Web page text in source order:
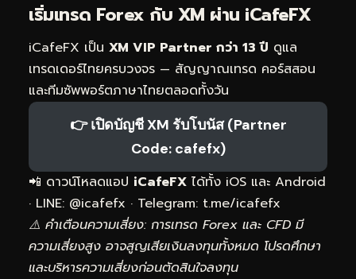
เริ่มเทรด Forex กับ XM ผ่าน iCafeFX
iCafeFX เป็น XM VIP Partner กว่า 13 ปี ดูแล
เทรดเดอร์ไทยครบวงจร — สัญญาณเทรด คอร์สสอน
และทีมซัพพอร์ตภาษาไทยตลอดทั้งวัน
👉 เปิดบัญชี XM รับโบนัส (Partner
Code: cafefx)
📲 ดาวน์โหลดแอป iCafeFX ได้ทั้ง iOS และ Android
· LINE: @icafefx · Telegram: t.me/icafefx
⚠️ คำเตือนความเสี่ยง: การเทรด Forex และ CFD มี
ความเสี่ยงสูง อาจสูญเสียเงินลงทุนทั้งหมด โปรดศึกษา
และบริหารความเสี่ยงก่อนตัดสินใจลงทุน